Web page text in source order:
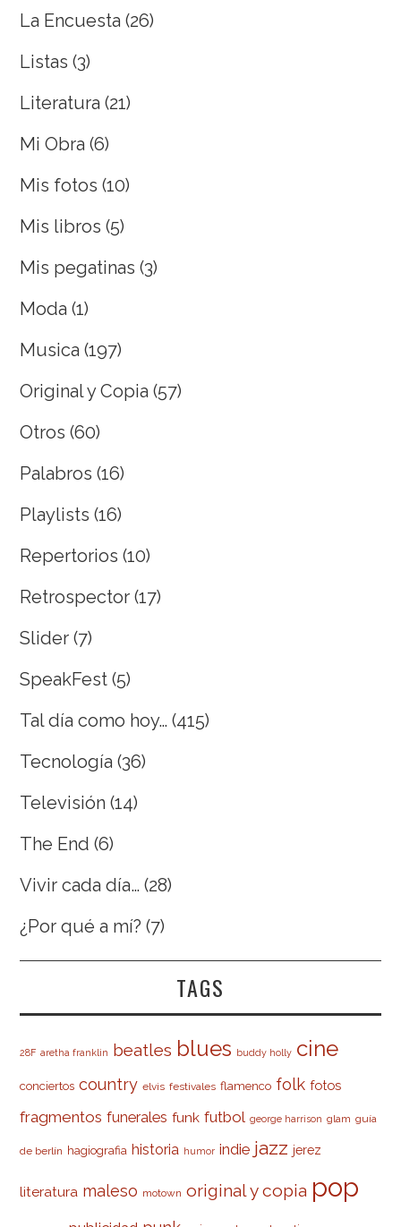
La Encuesta (26)
Listas (3)
Literatura (21)
Mi Obra (6)
Mis fotos (10)
Mis libros (5)
Mis pegatinas (3)
Moda (1)
Musica (197)
Original y Copia (57)
Otros (60)
Palabros (16)
Playlists (16)
Repertorios (10)
Retrospector (17)
Slider (7)
SpeakFest (5)
Tal día como hoy… (415)
Tecnología (36)
Televisión (14)
The End (6)
Vivir cada día… (28)
¿Por qué a mí? (7)
TAGS
28F aretha franklin beatles blues buddy holly cine
conciertos country elvis festivales flamenco folk fotos
fragmentos funerales funk futbol george harrison glam guía
de berlín hagiografia historia humor indie jazz jerez
literatura maleso motown original y copia pop